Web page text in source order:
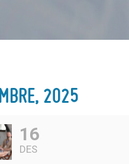
2025
16
DES